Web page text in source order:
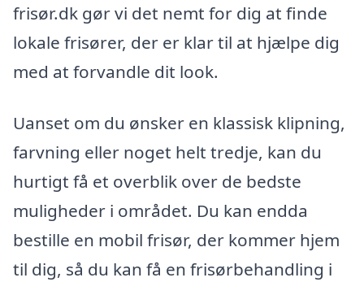
frisør.dk gør vi det nemt for dig at finde
lokale frisører, der er klar til at hjælpe dig
med at forvandle dit look.
Uanset om du ønsker en klassisk klipning,
farvning eller noget helt tredje, kan du
hurtigt få et overblik over de bedste
muligheder i området. Du kan endda
bestille en mobil frisør, der kommer hjem
til dig, så du kan få en frisørbehandling i